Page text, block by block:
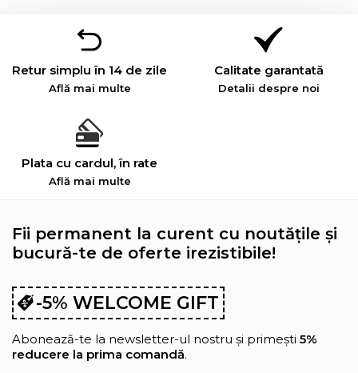
Retur simplu în 14 de zile
Află mai multe
Calitate garantată
Detalii despre noi
Plata cu cardul, în rate
Află mai multe
Fii permanent la curent cu noutățile și
bucură-te de oferte irezistibile!
-5% WELCOME GIFT
Abonează-te la newsletter-ul nostru și primești 5%
reducere la prima comandă.